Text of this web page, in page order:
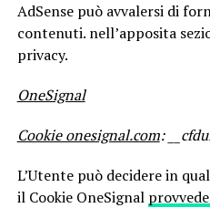
AdSense può avvalersi di
contenuti. nell’apposita
privacy.
OneSignal
Cookie onesignal.com:
L’Utente può decidere in
il Cookie OneSignal